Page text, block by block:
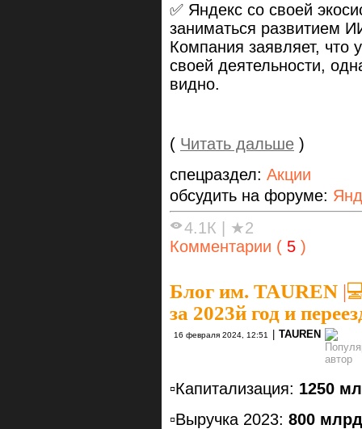
✅ Яндекс со своей
заниматься развитием
Компания заявляет, что
своей деятельности,
видно.
( Читать дальше )
спецраздел: Акции
обсудить на форуме:
4.1К
★2
Комментарии ( 5 )
Блог им. TAUREN |
за 2023й год и
16 февраля 2024, 12:51 | TAUREN
▫️Капитализация: 1250
▫️Выручка 2023: 800